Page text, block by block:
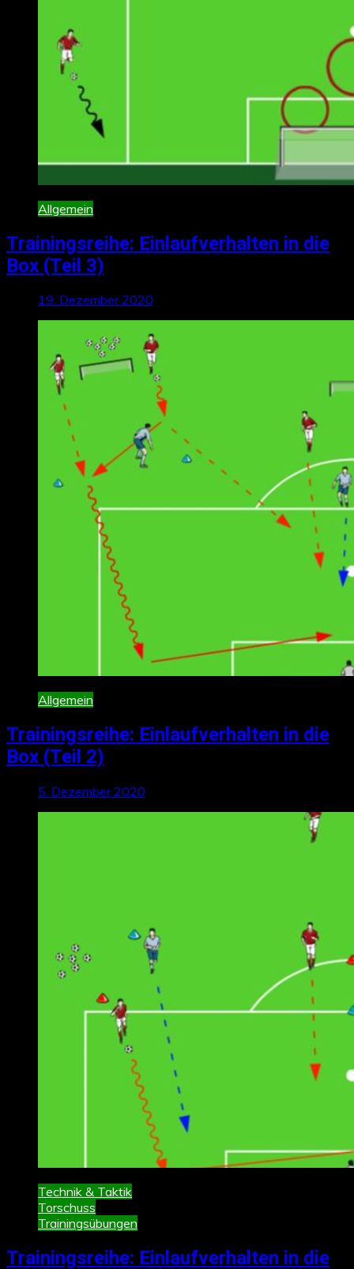
Allgemein
Trainingsreihe: Einlaufverhalten in die
Box (Teil 3)
19. Dezember 2020
Allgemein
Trainingsreihe: Einlaufverhalten in die
Box (Teil 2)
5. Dezember 2020
Technik & Taktik
Torschuss
Trainingsübungen
Trainingsreihe: Einlaufverhalten in die